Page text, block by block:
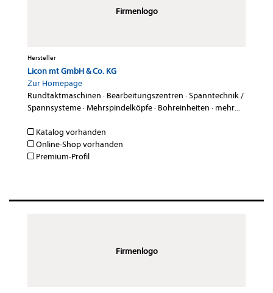
Firmenlogo
Hersteller
Licon mt GmbH & Co. KG
Zur Homepage
Rundtaktmaschinen · Bearbeitungszentren ·Spanntechnik /
Spannsysteme·Mehrspindelköpfe· Bohreinheiten · mehr...
Katalog vorhanden
Online-Shop vorhanden
Premium-Profil
Firmenlogo